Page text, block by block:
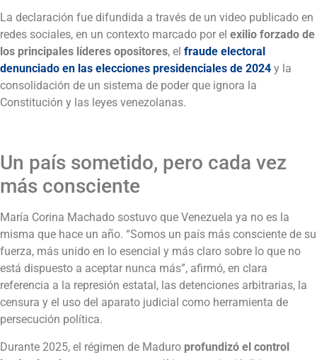
La declaración fue difundida a través de un video publicado en
redes sociales, en un contexto marcado por el exilio forzado de
los principales líderes opositores, el fraude electoral
denunciado en las elecciones presidenciales de 2024 y la
consolidación de un sistema de poder que ignora la
Constitución y las leyes venezolanas.
Un país sometido, pero cada vez
más consciente
María Corina Machado sostuvo que Venezuela ya no es la
misma que hace un año. “Somos un país más consciente de su
fuerza, más unido en lo esencial y más claro sobre lo que no
está dispuesto a aceptar nunca más”, afirmó, en clara
referencia a la represión estatal, las detenciones arbitrarias, la
censura y el uso del aparato judicial como herramienta de
persecución política.
Durante 2025, el régimen de Maduro profundizó el control